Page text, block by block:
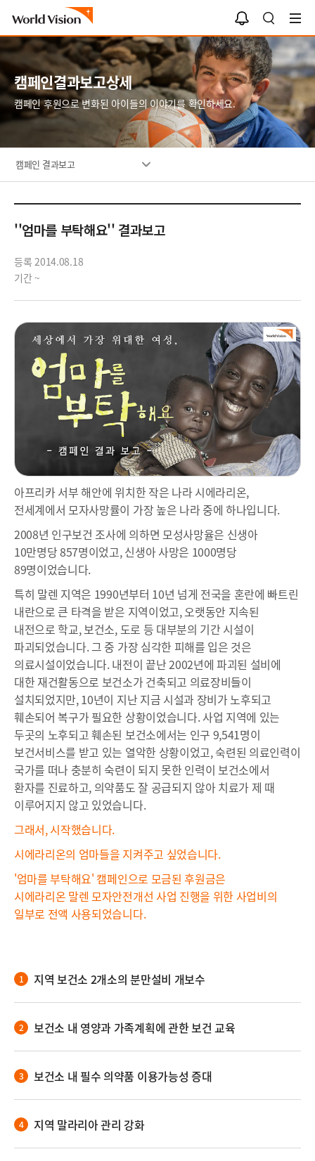
검
색
알
림
함
캠페인결과보고상세
캠페인 후원으로 변화된 아이들의 이야기를 확인하세요.
캠페인 결과보고
''엄마를 부탁해요'' 결과보고
등록 2014.08.18
기간 ~
아프리카 서부 해안에 위치한 작은 나라 시에라리온,
전세계에서 모자사망률이 가장 높은 나라 중에 하나입니다.
2008년 인구보건 조사에 의하면 모성사망율은 신생아
10만명당 857명이었고, 신생아 사망은 1000명당
89명이었습니다.
특히 말렌 지역은 1990년부터 10년 넘게 전국을 혼란에 빠트린
내란으로 큰 타격을 받은 지역이었고, 오랫동안 지속된
내전으로 학교, 보건소, 도로 등 대부분의 기간 시설이
파괴되었습니다. 그 중 가장 심각한 피해를 입은 것은
의료시설이었습니다. 내전이 끝난 2002년에 파괴된 설비에
대한 재건활동으로 보건소가 건축되고 의료장비들이
설치되었지만, 10년이 지난 지금 시설과 장비가 노후되고
훼손되어 복구가 필요한 상황이었습니다. 사업 지역에 있는
두곳의 노후되고 훼손된 보건소에서는 인구 9,541명이
보건서비스를 받고 있는 열악한 상황이었고, 숙련된 의료인력이
국가를 떠나 충분히 숙련이 되지 못한 인력이 보건소에서
환자를 진료하고, 의약품도 잘 공급되지 않아 치료가 제 때
이루어지지 않고 있었습니다.
그래서, 시작했습니다.
시에라리온의 엄마들을 지켜주고 싶었습니다.
'엄마를 부탁해요' 캠페인으로 모금된 후원금은
시에라리온 말렌 모자안전개선 사업 진행을 위한 사업비의
일부로 전액 사용되었습니다.
지역 보건소 2개소의 분만설비 개보수
보건소 내 영양과 가족계획에 관한 보건 교육
보건소 내 필수 의약품 이용가능성 증대
지역 말라리아 관리 강화